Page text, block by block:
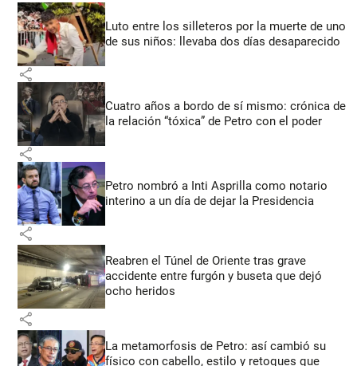
Luto entre los silleteros por la muerte de uno
de sus niños: llevaba dos días desaparecido
share
Cuatro años a bordo de sí mismo: crónica de
la relación “tóxica” de Petro con el poder
share
Petro nombró a Inti Asprilla como notario
interino a un día de dejar la Presidencia
share
Reabren el Túnel de Oriente tras grave
accidente entre furgón y buseta que dejó
ocho heridos
share
La metamorfosis de Petro: así cambió su
físico con cabello, estilo y retoques que